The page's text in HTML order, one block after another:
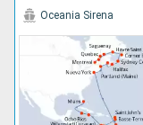
Oceania Sirena